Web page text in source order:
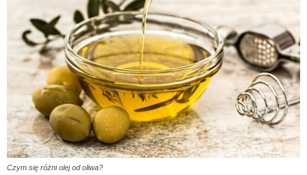
Czym się różni olej od oliwa?